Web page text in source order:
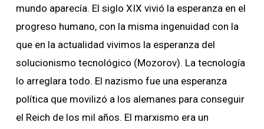
mundo aparecía. El siglo XIX vivió la esperanza en el
progreso humano, con la misma ingenuidad con la
que en la actualidad vivimos la esperanza del
solucionismo tecnológico (Mozorov). La tecnología
lo arreglara todo. El nazismo fue una esperanza
política que movilizó a los alemanes para conseguir
el Reich de los mil años. El marxismo era un